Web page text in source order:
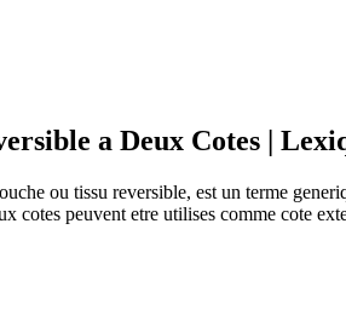
a Deux Cotes |
ou tissu reversible, est un terme
cotes peuvent etre utilises comme cote